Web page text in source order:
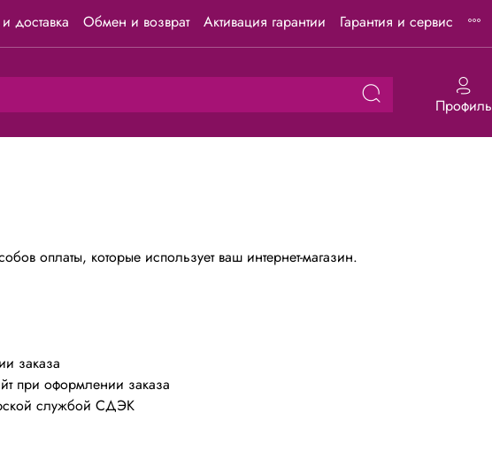
доставка Обмен и возврат Активация гарантии Гарантия и сервис
Профиль
оплаты, которые использует ваш интернет-магазин.
заказа
при оформлении заказа
службой СДЭК